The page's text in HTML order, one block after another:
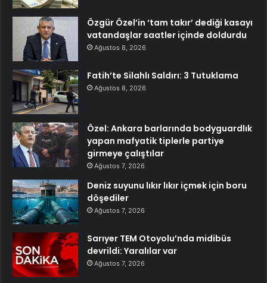
Özgür Özel’in ‘tam takır’ dediği kasayı
vatandaşlar saatler içinde doldurdu
Ağustos 8, 2026
Fatih’te Silahlı Saldırı: 3 Tutuklama
Ağustos 8, 2026
Özel: Ankara barlarında bodyguardlık
yapan mafyatik tiplerle partiye
girmeye çalıştılar
Ağustos 7, 2026
Deniz suyunu lıkır lıkır içmek için boru
döşediler
Ağustos 7, 2026
Sarıyer TEM Otoyolu’nda midibüs
devrildi: Yaralılar var
Ağustos 7, 2026